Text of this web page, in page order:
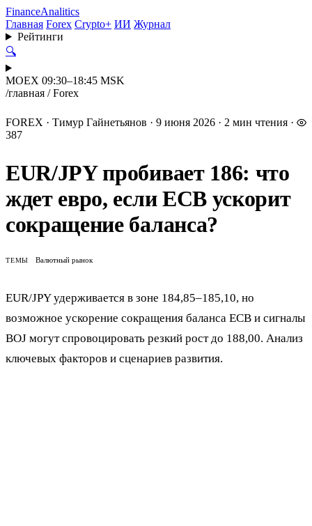
FinanceAnalitics
Главная Forex Crypto+ ИИ Журнал
Рейтинги
🔍
MOEX 09:30–18:45 MSK
/главная / Forex
FOREX · Тимур Гайнетьянов · 9 июня 2026 · 2 мин чтения ·
387
EUR/JPY пробивает 186: что
ждет евро, если ECB ускорит
сокращение баланса?
ТЕМЫ Валютный рынок
EUR/JPY удерживается в зоне 184,85–185,10, но
возможное ускорение сокращения баланса ECB и сигналы
BOJ могут спровоцировать резкий рост до 188,00. Анализ
ключевых факторов и сценариев развития.